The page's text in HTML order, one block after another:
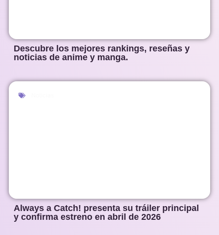
Descubre los mejores rankings, reseñas y
noticias de anime y manga.
Always a Catch! presenta su tráiler principal
y confirma estreno en abril de 2026